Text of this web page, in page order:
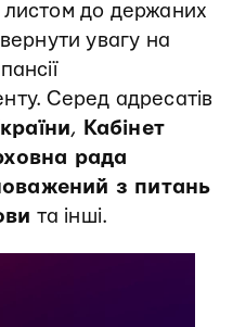
листом до держаних
увагу на
Серед адресатів
,
Кабінет
рада
з питань
та інші.